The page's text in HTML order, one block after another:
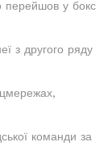
у бокс
з другого ряду
команди за